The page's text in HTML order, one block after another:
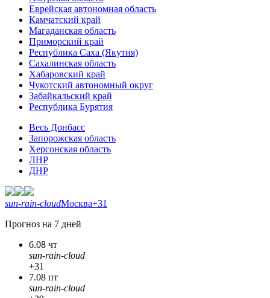
Еврейская автономная область
Камчатский край
Магаданская область
Приморский край
Республика Саха (Якутия)
Сахалинская область
Хабаровский край
Чукотский автономный округ
Забайкальский край
Республика Бурятия
Весь Донбасс
Запорожская область
Херсонская область
ЛНР
ДНР
sun-rain-cloudМосква+31
Прогноз на 7 дней
6.08 чт
sun-rain-cloud
+31
7.08 пт
sun-rain-cloud